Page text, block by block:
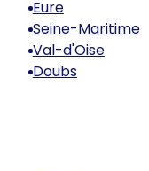
Eure
Seine-Maritime
Val-d'Oise
Doubs